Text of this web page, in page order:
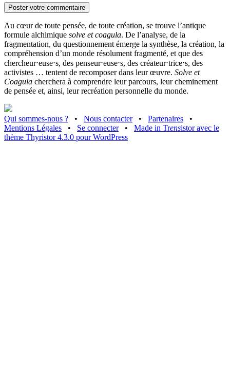
Au cœur de toute pensée, de toute création, se trouve l’antique
formule alchimique solve et coagula. De l’analyse, de la
fragmentation, du questionnement émerge la synthèse, la création, la
compréhension d’un monde résolument fragmenté, et que des
chercheur⋅euse⋅s, des penseur⋅euse⋅s, des créateur⋅trice⋅s, des
activistes … tentent de recomposer dans leur œuvre. Solve et
Coagula cherchera à comprendre leur parcours, leur cheminement
de pensée et, ainsi, leur recréation personnelle du monde.
Qui sommes-nous ? • Nous contacter • Partenaires
•
Mentions Légales
• Se connecter • Made in Trensistor avec le
thème Thyristor 4.3.0 pour WordPress